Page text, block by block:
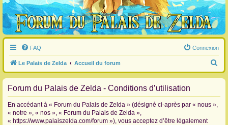
FAQ Connexion
Le Palais de Zelda Accueil du forum
e
Forum du Palais de Zelda - Conditions d’utilisation
En accédant à « Forum du Palais de Zelda » (désigné ci-après par « nous »,
« notre », « nos », « Forum du Palais de Zelda »,
« https://www.palaiszelda.com/forum »), vous acceptez d’être légalement